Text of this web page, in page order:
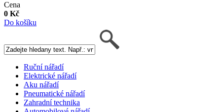
Cena
0 Kč
Do košíku
Ruční nářadí
Elektrické nářadí
Aku nářadí
Pneumatické nářadí
Zahradní technika